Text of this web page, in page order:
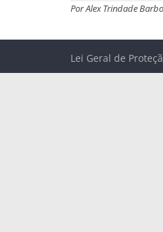
Por Alex Trindade
Lei Geral de